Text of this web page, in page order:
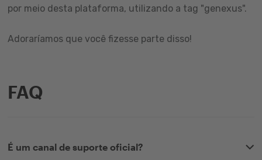
por meio desta plataforma, utilizando a tag "genexus".
Adoraríamos que você fizesse parte disso!
FAQ
É um canal de suporte oficial?